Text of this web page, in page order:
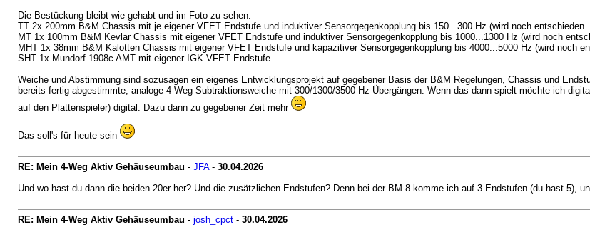
Die Bestückung bleibt wie gehabt und im Foto zu sehen:
TT 2x 200mm B&M Chassis mit je eigener VFET Endstufe und induktiver Sensorgegenkopplung bis 150...300 Hz (wird noch
MT 1x 100mm B&M Kevlar Chassis mit eigener VFET Endstufe und induktiver Sensorgegenkopplung bis 1000...1300 Hz (wird noch
MHT 1x 38mm B&M Kalotten Chassis mit eigener VFET Endstufe und kapazitiver Sensorgegenkopplung bis 4000...5000 Hz (wird noch
SHT 1x Mundorf 1908c AMT mit eigener IGK VFET Endstufe
Weiche und Abstimmung sind sozusagen ein eigenes Entwicklungsprojekt auf gegebener Basis der B&M Regelungen, Chassis und
bereits fertig abgestimmte, analoge 4-Weg Subtraktionsweiche mit 300/1300/3500 Hz Übergängen. Wenn das dann spielt möchte ich
auf den Plattenspieler) digital. Dazu dann zu gegebener Zeit mehr
Das soll's für heute sein
RE: Mein 4-Weg Aktiv Gehäuseumbau - JFA- 30.04.2026
Und wo hast du dann die beiden 20er her? Und die zusätzlichen Endstufen? Denn bei der BM 8 komme ich auf 3 Endstufen (du hast 5),
RE: Mein 4-Weg Aktiv Gehäuseumbau - josh_cpct- 30.04.2026